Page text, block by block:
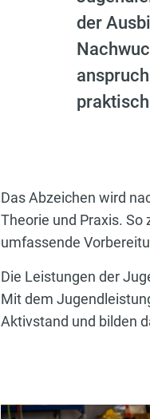
der
Das Abzeichen wird
Theorie und Praxis. So
umfassende
Die Leistungen der
Mit dem
Aktivstand und bilden